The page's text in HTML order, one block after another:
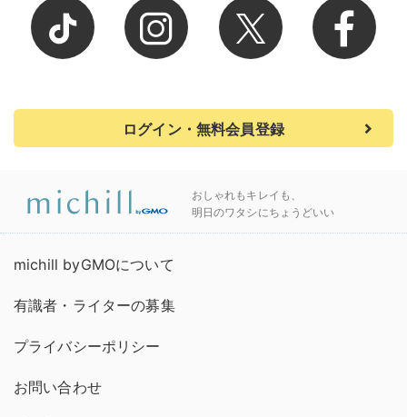
ログイン・無料会員登録
おしゃれもキレイも、
明日のワタシにちょうどいい
michill byGMOについて
有識者・ライターの募集
プライバシーポリシー
お問い合わせ